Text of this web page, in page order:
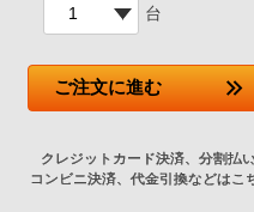
ツールレス設計とケーブル
F/Project Zero）対応マザー
前面USB 3ポート（USB
2 Type-C×1）※Type-Cポー
要です。
台
ご注文に進む